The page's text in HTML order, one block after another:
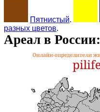
Пятнистый.
разных цветов.
Ареал в России: